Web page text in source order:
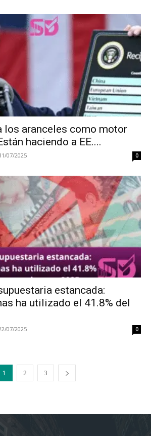
los aranceles como motor
haciendo a EE....
07/2025 0
estancada:
ha utilizado el 41.8% del
07/2025 0
1 2 3